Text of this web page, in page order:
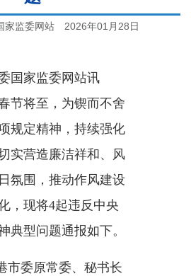
家监委网站 2026年01月28日
国家监委网站讯
节将至，为锲而不舍
规定精神，持续强化
实营造廉洁祥和、风
氛围，推动作风建设
，现将4起违反中央
典型问题通报如下。
市委原常委、秘书长